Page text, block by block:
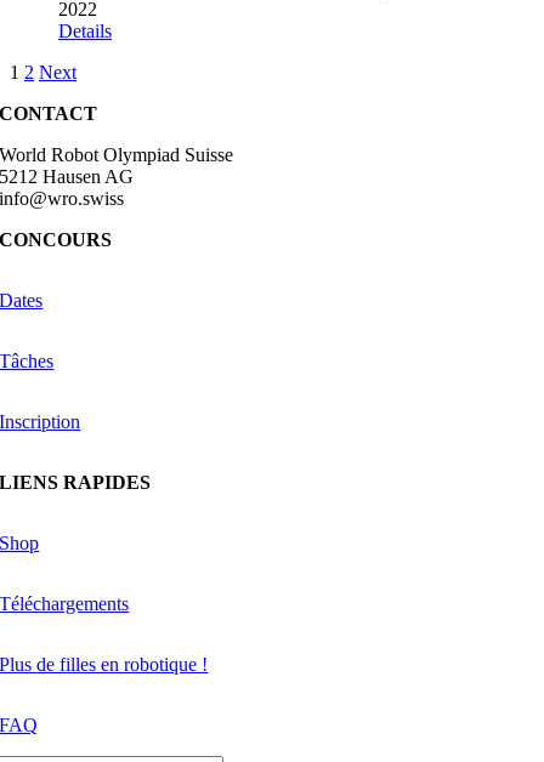
2022
Details
1 2 Next
CONTACT
World Robot Olympiad Suisse
5212 Hausen AG
info@wro.swiss
CONCOURS
Dates
Tâches
Inscription
LIENS RAPIDES
Shop
Téléchargements
Plus de filles en robotique !
FAQ